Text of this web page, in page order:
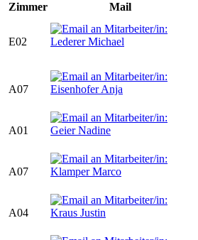
Zimmer
Mail
E02
A07
A01
A07
A04